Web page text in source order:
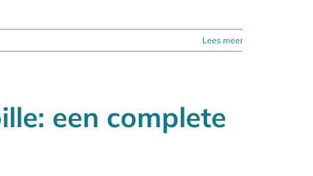
Lees meer
een complete